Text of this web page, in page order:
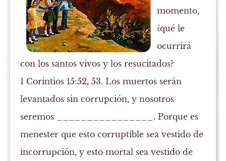
momento,
¿qué le
ocurrirá
con los santos vivos y los resucitados?
1 Corintios 15:52, 53. Los muertos serán
levantados sin corrupción, y nosotros
seremos ________________. Porque es
menester que esto corruptible sea vestido de
incorrupción, y esto mortal sea vestido de